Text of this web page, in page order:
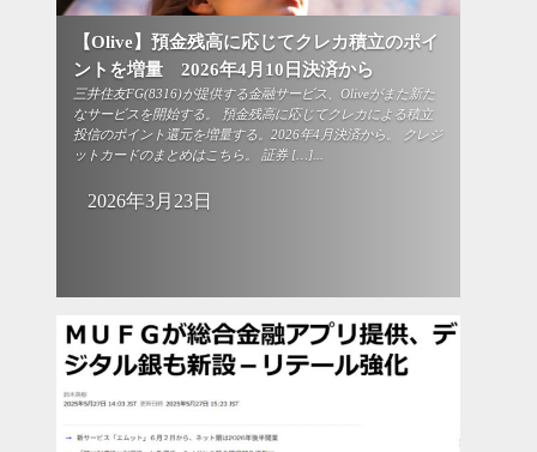
【Olive】預金残高に応じてクレカ積立のポイ
ントを増量 2026年4月10日決済から
三井住友FG(8316)が提供する金融サービス、Oliveがまた新た
なサービスを開始する。 預金残高に応じてクレカによる積立
投信のポイント還元を増量する。2026年4月決済から。 クレジ
ットカードのまとめはこちら。 証券 […]...
2026年3月23日